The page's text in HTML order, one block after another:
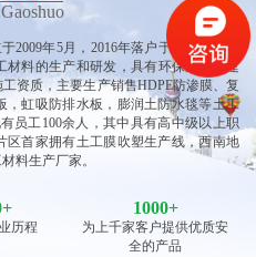
2009年5月，2016年落户于重庆垫江黄
材料的生产和研发，具有环保产业、建
资质，主要生产销售HDPE防渗膜、复
虹吸防排水板，膨润土防水毯等土工
员工100余人，其中具有高中级以上职
区首家拥有土工膜吹塑生产线，西南地
料生产厂家。
+
历程
1000+
为上千家客户提供优质安
全的产品